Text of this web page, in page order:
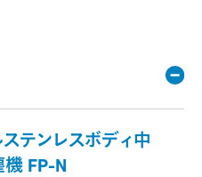
テンレスボディ中
FP-N